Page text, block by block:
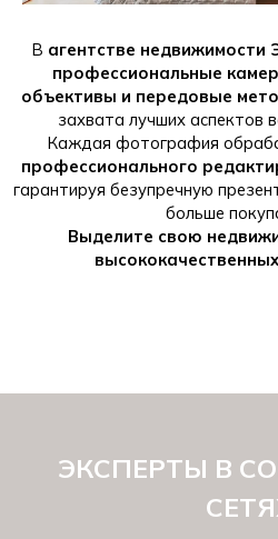
В агентстве недвижимости
профессиональные
объективы и передовые
захвата лучших аспектов
Каждая фотография
профессионального
гарантируя безупречную
больше
Выделите свою
ЭКСПЕРТЫ В